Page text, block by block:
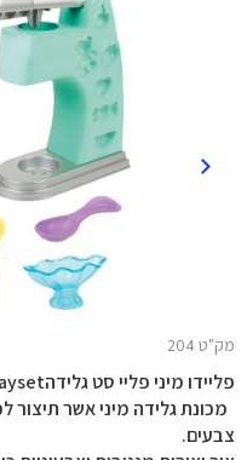
מק"ט 204
מכונת גלידה מיני אשר
צבעים.